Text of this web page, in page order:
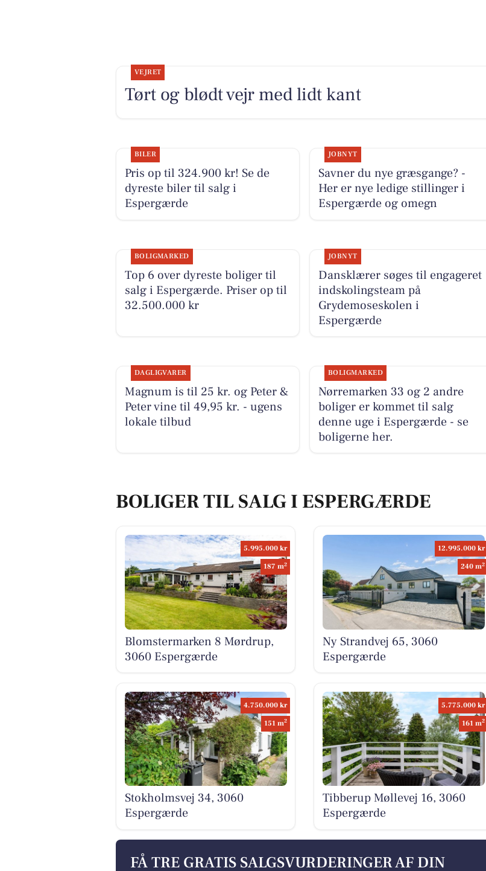
VEJRET
Tørt og blødt vejr med lidt kant
BILER
Pris op til 324.900 kr! Se de
dyreste biler til salg i
Espergærde
JOBNYT
Savner du nye græsgange? -
Her er nye ledige stillinger i
Espergærde og omegn
BOLIGMARKED
Top 6 over dyreste boliger til
salg i Espergærde. Priser op til
32.500.000 kr
JOBNYT
Dansklærer søges til engageret
indskolingsteam på
Grydemoseskolen i
Espergærde
DAGLIGVARER
Magnum is til 25 kr. og Peter &
Peter vine til 49,95 kr. - ugens
lokale tilbud
BOLIGMARKED
Nørremarken 33 og 2 andre
boliger er kommet til salg
denne uge i Espergærde - se
boligerne her.
BOLIGER TIL SALG I ESPERGÆRDE
5.995.000 kr
187 m2
Blomstermarken 8 Mørdrup,
3060 Espergærde
12.995.000 kr
240 m2
Ny Strandvej 65, 3060
Espergærde
4.750.000 kr
151 m2
Stokholmsvej 34, 3060
Espergærde
5.775.000 kr
161 m2
Tibberup Møllevej 16, 3060
Espergærde
FÅ TRE GRATIS SALGSVURDERINGER AF DIN